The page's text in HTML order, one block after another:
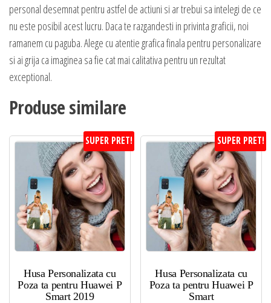
personal desemnat pentru astfel de actiuni si ar trebui sa intelegi de ce
nu este posibil acest lucru. Daca te razgandesti in privinta graficii, noi
ramanem cu paguba. Alege cu atentie grafica finala pentru personalizare
si ai grija ca imaginea sa fie cat mai calitativa pentru un rezultat
exceptional.
Produse similare
SUPER PRET!
Husa Personalizata cu
Poza ta pentru Huawei P
Smart 2019
SUPER PRET!
Husa Personalizata cu
Poza ta pentru Huawei P
Smart